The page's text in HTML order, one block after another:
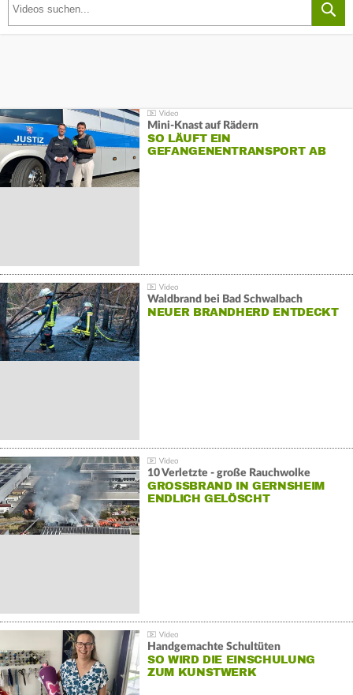
Mini-Knast auf Rädern
SO LÄUFT EIN
GEFANGENENTRANSPORT AB
Waldbrand bei Bad Schwalbach
NEUER BRANDHERD ENTDECKT
10 Verletzte - große Rauchwolke
GROSSBRAND IN GERNSHEIM E
NDLICH GELÖSCHT
Handgemachte Schultüten
SO WIRD DIE EINSCHULUNG
ZUM KUNSTWERK